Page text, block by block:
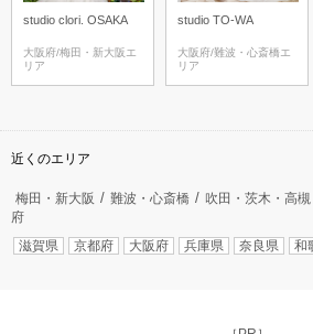
studio clori. OSAKA
大阪府/梅田・新大阪エ
リア
studio TO-WA
大阪府/難波・心斎橋エ
リア
近くのエリア
梅田・新大阪 難波・心斎橋 吹田・茨木・高槻
府
滋賀県
京都府 大阪府 兵庫県 奈良県 和